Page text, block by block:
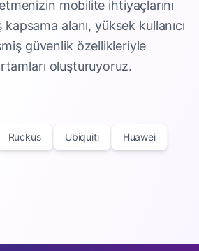
mobilite ihtiyaçlarını
kapsama alanı, yüksek kullanıcı
güvenlik özellikleriyle
oluşturuyoruz.
Ruckus Ubiquiti Huawei